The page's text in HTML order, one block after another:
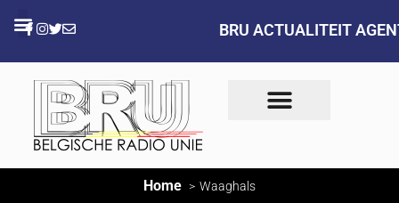
BRU ACTUALITEIT
Home Waaghals